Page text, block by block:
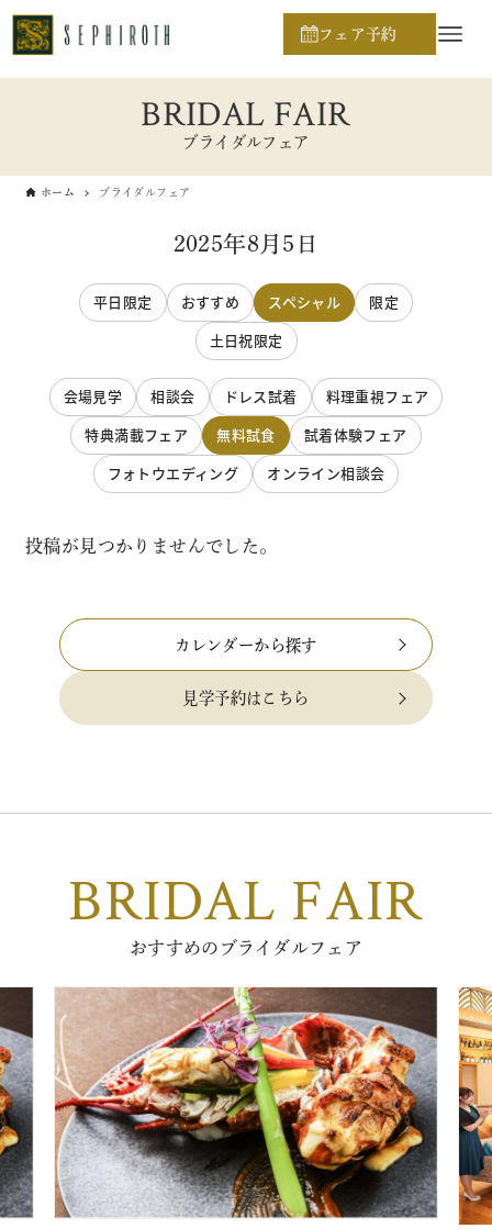
フェア予約
BRIDAL FAIR
ブライダルフェア
ホーム ブライダルフェア
2025年8月5日
平日限定 おすすめ スペシャル
限定
土日祝限定
会場見学 相談会 ドレス試着
料理重視フェア
特典満載フェア
無料試食
試着体験フェア
フォトウエディング
オンライン相談会
投稿が見つかりませんでした。
カレンダーから探す
見学予約はこちら
BRIDAL FAIR
おすすめのブライダルフェア